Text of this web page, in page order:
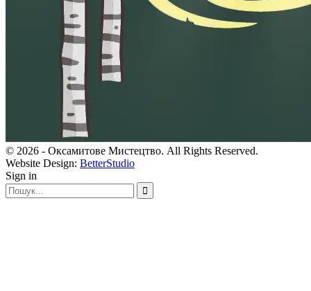
© 2026 - Оксамитове Мистецтво. All Rights Reserved.
Website Design: BetterStudio
Sign in